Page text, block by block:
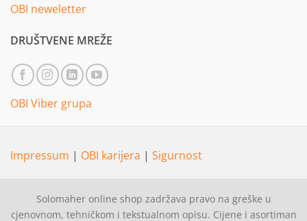
OBI neweletter
DRUŠTVENE MREŽE
OBI Viber grupa
Impressum | OBI karijera | Sigurnost
Solomaher online shop zadržava pravo na greške u
cjenovnom, tehničkom i tekstualnom opisu. Cijene i asortiman